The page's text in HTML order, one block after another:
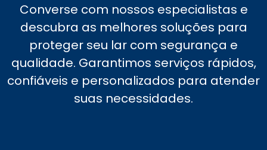
Converse com nossos especialistas e
descubra as melhores soluções para
proteger seu lar com segurança e
qualidade. Garantimos serviços rápidos,
confiáveis e personalizados para atender
suas necessidades.